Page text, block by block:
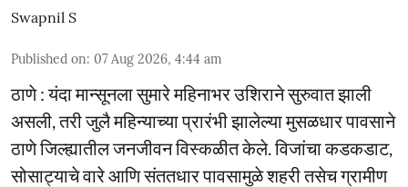
Swapnil S
Published on: 07 Aug 2026, 4:44 am
ठाणे : यंदा मान्सूनला सुमारे महिनाभर उशिराने सुरुवात झाली
असली, तरी जुलै महिन्याच्या प्रारंभी झालेल्या मुसळधार पावसाने
ठाणे जिल्ह्यातील जनजीवन विस्कळीत केले. विजांचा कडकडाट,
सोसाट्याचे वारे आणि संततधार पावसामुळे शहरी तसेच ग्रामीण